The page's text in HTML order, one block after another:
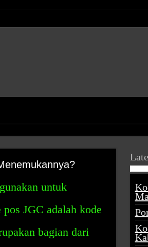
untuk
JGC adalah kode
bagian dari